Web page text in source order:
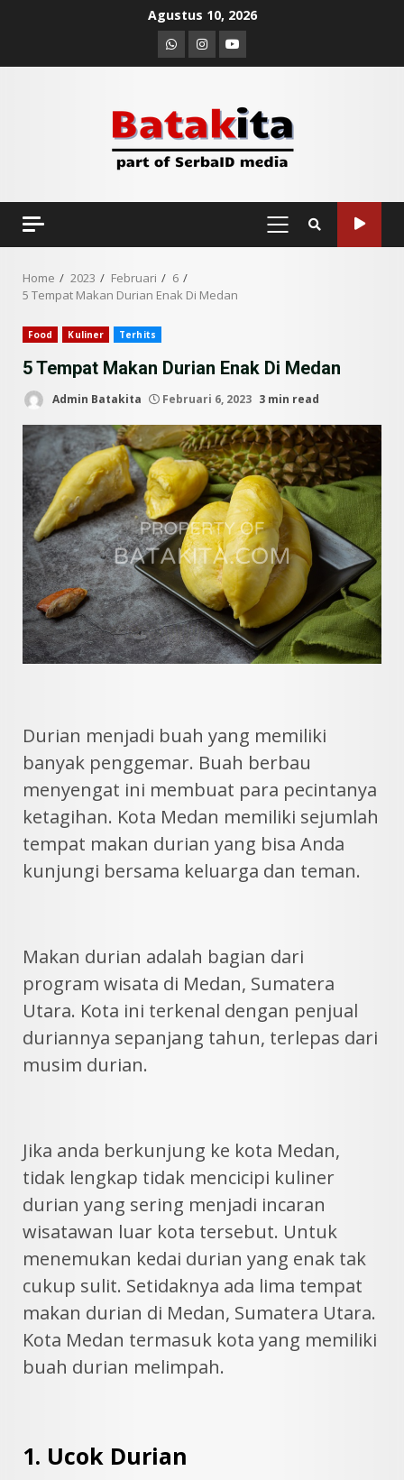
Agustus 10, 2026
Whatsapp
Instagram
Youtube
PRIMARY
Home 2023 Februari
6
5 Tempat Makan Durian Enak Di Medan
Food Kuliner Terhits
5 Tempat Makan Durian Enak Di Medan
Admin Batakita Februari 6, 2023 3 min read
Durian menjadi buah yang memiliki
banyak penggemar. Buah berbau
menyengat ini membuat para pecintanya
ketagihan. Kota Medan memiliki sejumlah
tempat makan durian yang bisa Anda
kunjungi bersama keluarga dan teman.
Makan durian adalah bagian dari
program wisata di Medan, Sumatera
Utara. Kota ini terkenal dengan penjual
duriannya sepanjang tahun, terlepas dari
musim durian.
Jika anda berkunjung ke kota Medan,
tidak lengkap tidak mencicipi kuliner
durian yang sering menjadi incaran
wisatawan luar kota tersebut. Untuk
menemukan kedai durian yang enak tak
cukup sulit. Setidaknya ada lima tempat
makan durian di Medan, Sumatera Utara.
Kota Medan termasuk kota yang memiliki
buah durian melimpah.
1. Ucok Durian